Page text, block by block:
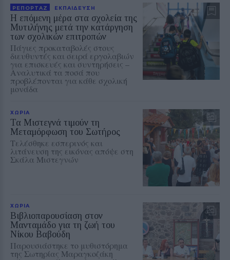
ΡΕΠΟΡΤΑΖ ΕΚΠΑΙΔΕΥΣΗ
Η επόμενη μέρα στα σχολεία της
Μυτιλήνης μετά την κατάργηση
των σχολικών επιτροπών
Πάγιες προκαταβολές στους
διευθυντές και σειρά εργολαβιών
για επισκευές και συντηρήσεις –
Αναλυτικά τα ποσά που
προβλέπονται για κάθε σχολική
μονάδα
ΧΩΡΙΑ
Τα Μιστεγνά τιμούν τη
Μεταμόρφωση του Σωτήρος
Τελέσθηκε εσπερινός και
λιτάνευση της εικόνας απόψε στη
Σκάλα Μιστεγνών
ΧΩΡΙΑ
Βιβλιοπαρουσίαση στον
Μανταμάδο για τη ζωή του
Νίκου Βαβούδη
Παρουσιάστηκε το μυθιστόρημα
της Σωτηρίας Μαραγκοζάκη